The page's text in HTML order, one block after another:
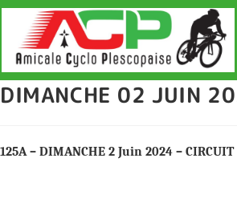
DIMANCHE 02 JUIN
125A – DIMANCHE 2 Juin 2024 – CIRCUIT